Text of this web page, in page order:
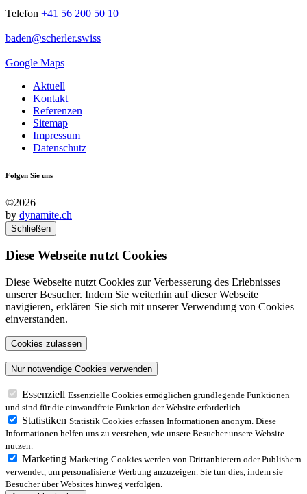
Telefon +41 56 200 50 10
baden@scherler.swiss
Google Maps
Aktuell
Kontakt
Referenzen
Sitemap
Impressum
Datenschutz
Folgen Sie uns
©2026
by dynamite.ch
Schließen
Diese Webseite nutzt Cookies
Diese Webseite nutzt Cookies zur Verbesserung des Erlebnisses
unserer Besucher. Indem Sie weiterhin auf dieser Webseite
navigieren, erklären Sie sich mit unserer Verwendung von Cookies
einverstanden.
Essenziell Essenzielle Cookies ermöglichen grundlegende Funktionen
und sind für die einwandfreie Funktion der Website erforderlich.
Statistiken Statistik Cookies erfassen Informationen anonym. Diese
Informationen helfen uns zu verstehen, wie unsere Besucher unsere Website
nutzen.
Marketing Marketing-Cookies werden von Drittanbietern oder Publishern
verwendet, um personalisierte Werbung anzuzeigen. Sie tun dies, indem sie
Besucher über Websites hinweg verfolgen.